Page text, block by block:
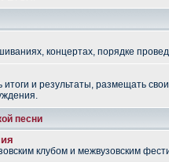
концертах, порядке
и результаты, размещать
песни
клубом и межвузовским